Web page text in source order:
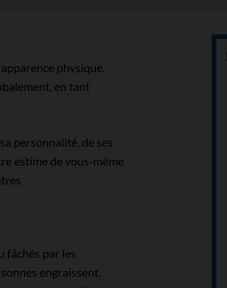
physique.
en tant
personnalité, de ses
estime de vous-même
fâchés par les
engraissent,